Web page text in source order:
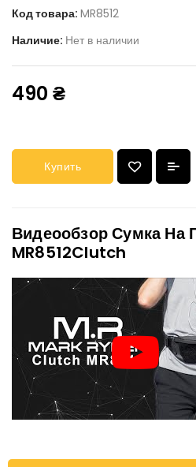
Код товара: MR8512
Наличие: Нет в наличии
490 ₴
Купить
Видеообзор Сумка На
MR8512Clutch